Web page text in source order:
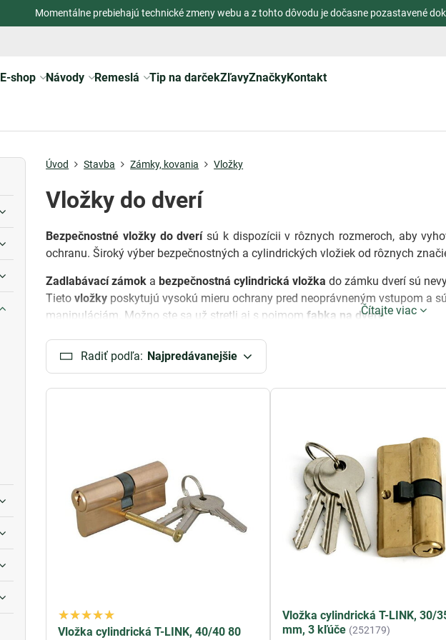
Momentálne prebiehajú technické zmeny webu a z tohto dôvodu je dočasne pozastavené
E-shop Návody Remeslá Tip na darčekZľavyZnačkyKontakt
Úvod Stavba Zámky, kovania Vložky
Vložky do dverí
Bezpečnostné vložky do dverísú k dispozícii v rôznych rozmeroch, aby
ochranu. Široký výber bezpečnostných a cylindrických vložiek od rôznych
Zadlabávací zámok abezpečnostná cylindrická vložka do zámku dverí sú
Tietovložky poskytujú vysokú mieru ochrany pred neoprávneným vstupom a
manipuláciám. Možno ste sa už stretli aj s pojmom fabka na dvere.
Nezáleží na tom, či potrebujete vložku do nového
ponuka vám poskytne široký výber možností, aby ste si mohli vybrať tú správnu
dverí môžete mať istotu, že vaša domácnosť alebo obchod bude dobre
Čítajte viac
Radiť podľa: Najpredávanejšie
Vložka cylindrická T-LINK, 40/40 80
Vložka cylindrická T-LINK, 30/
mm, 3 kľúče (252179)